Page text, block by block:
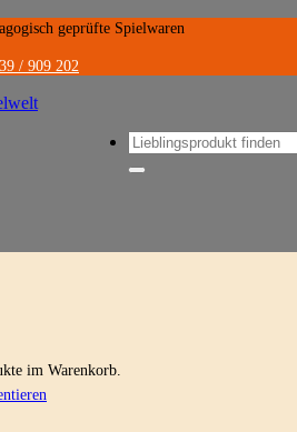
geprüfte Spielwaren
/ 909 202
Suchen
nach:
im Warenkorb.